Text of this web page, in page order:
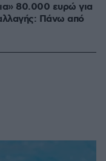
80.000 ευρώ για
Πάνω από